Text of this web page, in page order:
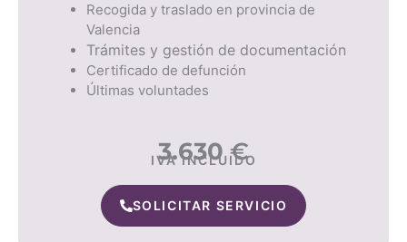
Recogida y traslado en provincia de
Valencia
Trámites y gestión de documentación
Certificado de defunción
Últimas voluntades
3.630€
IVA INCLUIDO
SOLICITAR SERVICIO